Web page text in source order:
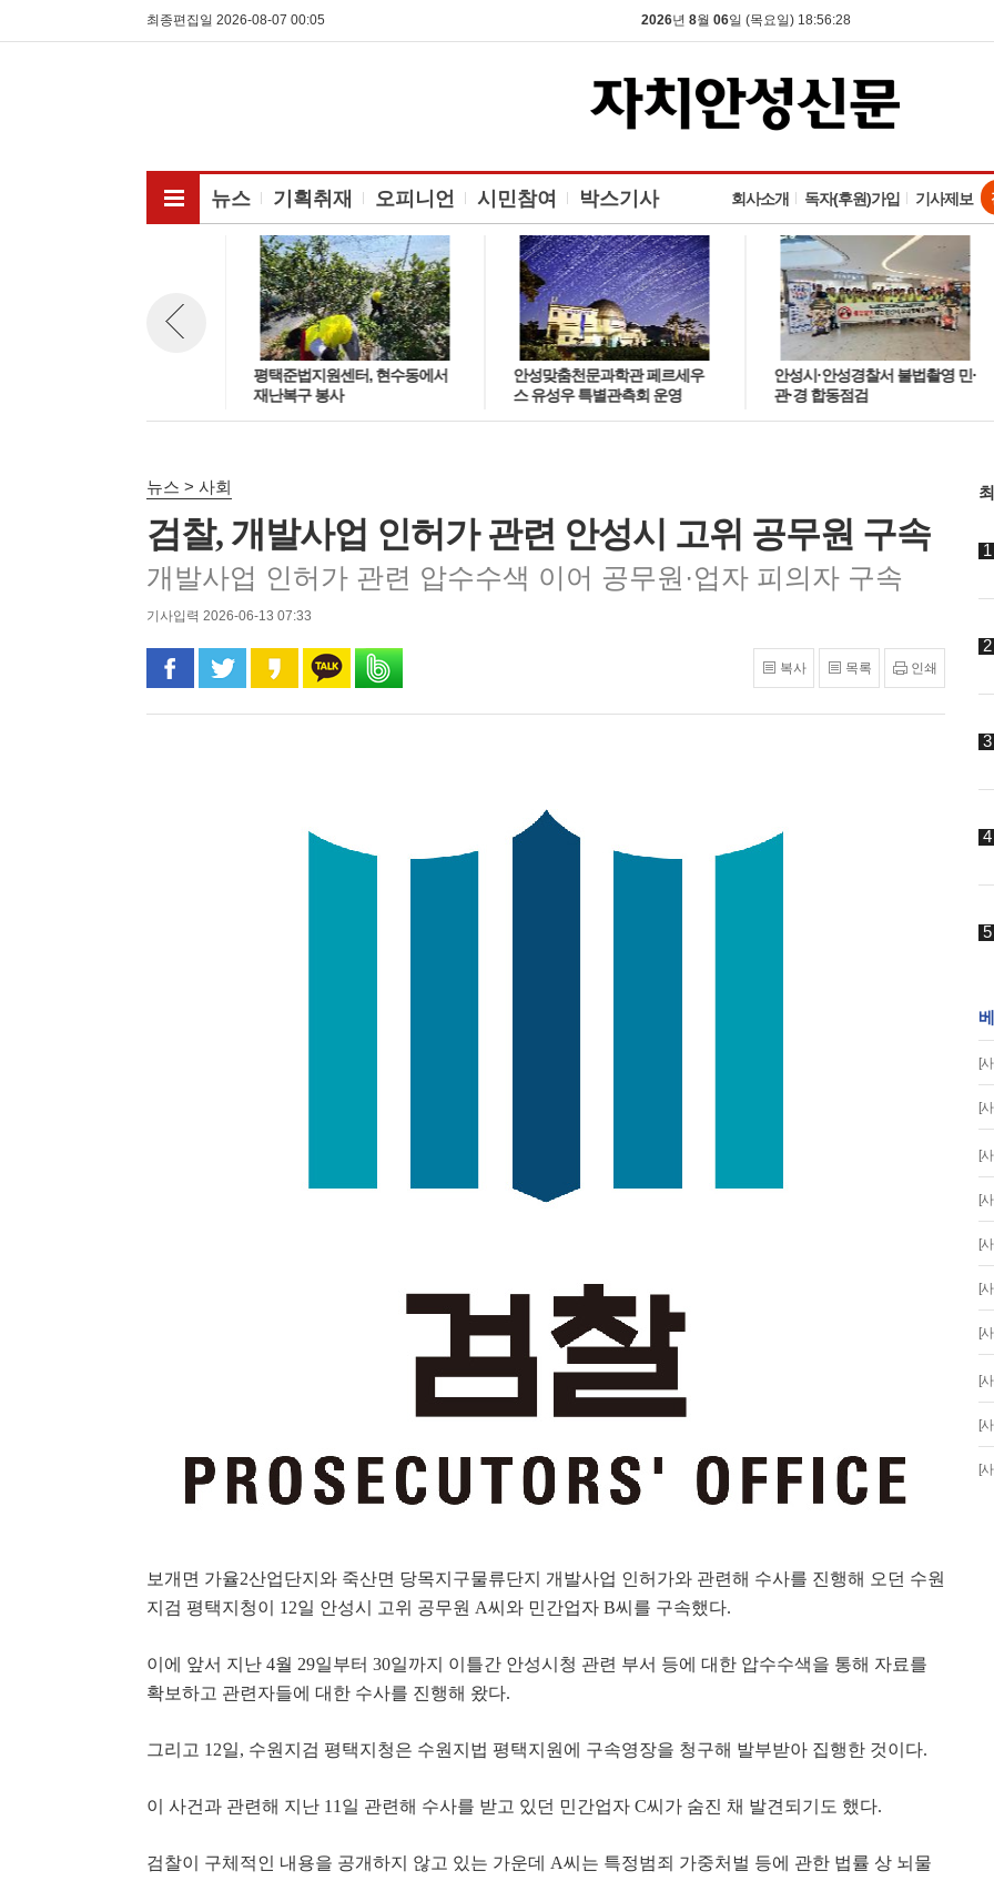
최종편집일 2026-08-07 00:05 2026년 8월 06일 (목요일) 18:56:29
뉴스 기획취재 오피니언 시민참여 박스기사 회사소개 독자(후원)가입 기사제보
전체메뉴보기
평택준법지원센터, 현수동에서
재난복구 봉사
안성맞춤천문과학관 페르세우
스 유성우 특별관측회 운영
안성시·안성경찰서 불법촬영 민·
관·경 합동점검
뉴스 > 사회
검찰, 개발사업 인허가 관련 안성시 고위 공무원 구속
개발사업 인허가 관련 압수수색 이어 공무원·업자 피의자 구속
기사입력 2026-06-13 07:33
페이스북으로 공유
트위터로 공유카카오 스토리로 공유
카카오톡으로 공유
복사 목록 인쇄
보개면 가율2산업단지와 죽산면 당목지구물류단지 개발사업 인허가와 관련해 수사를 진행해 오던 수원
지검 평택지청이 12일 안성시 고위 공무원 A씨와 민간업자 B씨를 구속했다.
이에 앞서 지난 4월 29일부터 30일까지 이틀간 안성시청 관련 부서 등에 대한 압수수색을 통해 자료를
확보하고 관련자들에 대한 수사를 진행해 왔다.
그리고 12일, 수원지검 평택지청은 수원지법 평택지원에 구속영장을 청구해 발부받아 집행한 것이다.
이 사건과 관련해 지난 11 일 관련해 수사를 받고 있던 민간업자 C씨가 숨진 채 발견되기도 했다.
검찰이 구체적인 내용을 공개하지 않고 있는 가운데 A씨는 특정범죄 가중처벌 등에 관한 법률 상 뇌물
[
[
[
[
[
[
[
[
[
[